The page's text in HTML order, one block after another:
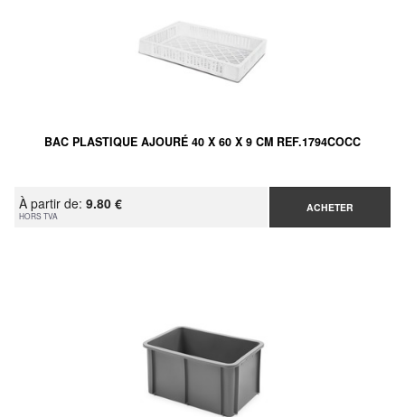
BAC PLASTIQUE AJOURÉ 40 X 60 X 9 CM REF.1794COCC
À partir de: 9.80 €
HORS TVA
ACHETER